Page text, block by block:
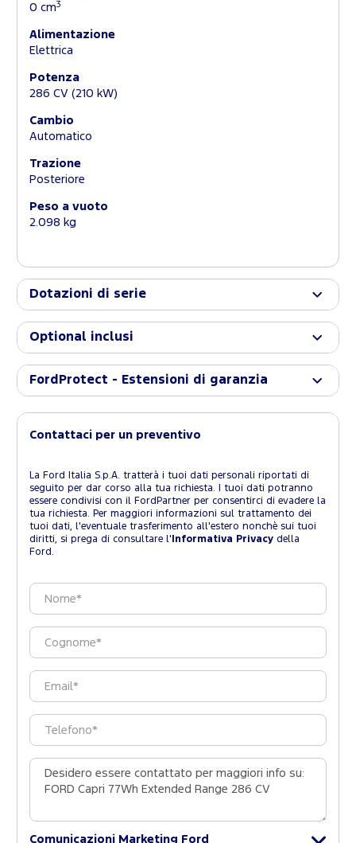
0 cm3
Alimentazione
Elettrica
Potenza
286 CV (210 kW)
Cambio
Automatico
Trazione
Posteriore
Peso a vuoto
2.098 kg
Dotazioni di serie
Optional inclusi
FordProtect - Estensioni di garanzia
Contattaci per un preventivo
La Ford Italia S.p.A. tratterà i tuoi dati personali riportati di
seguito per dar corso alla tua richiesta. I tuoi dati potranno
essere condivisi con il FordPartner per consentirci di evadere la
tua richiesta. Per maggiori informazioni sul trattamento dei
tuoi dati, l'eventuale trasferimento all'estero nonchè sui tuoi
diritti, si prega di consultare l' Informativa Privacy della
Ford.
Comunicazioni Marketing Ford